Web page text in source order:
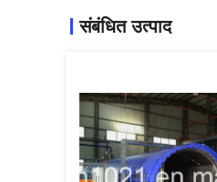
संबंधित उत्पाद